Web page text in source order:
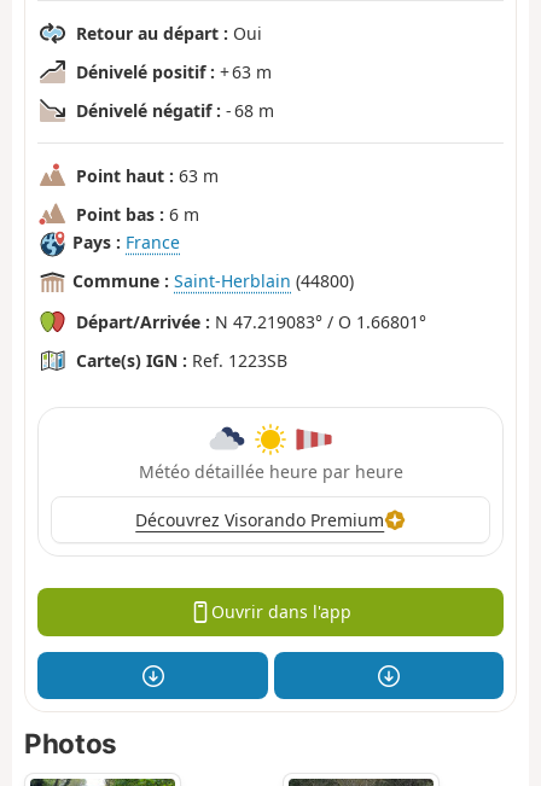
Retour au départ : Oui
Dénivelé positif : + 63 m
Dénivelé négatif : - 68 m
Point haut : 63 m
Point bas : 6 m
Pays : France
Commune : Saint-Herblain (44800)
Départ/Arrivée : N 47.219083° / O 1.66801°
Carte(s) IGN : Ref. 1223SB
Météo détaillée heure par heure
Découvrez Visorando Premium
Ouvrir dans l'app
Photos